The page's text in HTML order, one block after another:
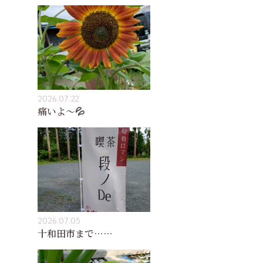
2026.07.22
痛いよ〜💦
2026.07.05
十和田市まで……